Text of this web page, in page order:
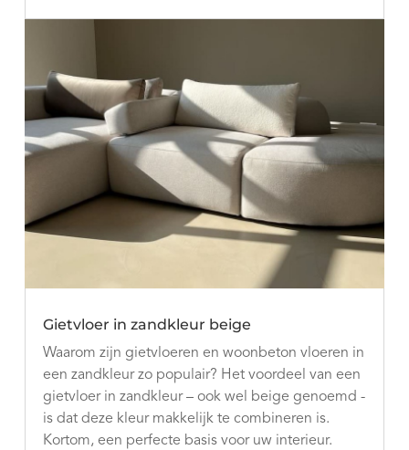
Gietvloer in zandkleur beige
Waarom zijn gietvloeren en woonbeton vloeren in
een zandkleur zo populair? Het voordeel van een
gietvloer in zandkleur – ook wel beige genoemd -
is dat deze kleur makkelijk te combineren is.
Kortom, een perfecte basis voor uw interieur.